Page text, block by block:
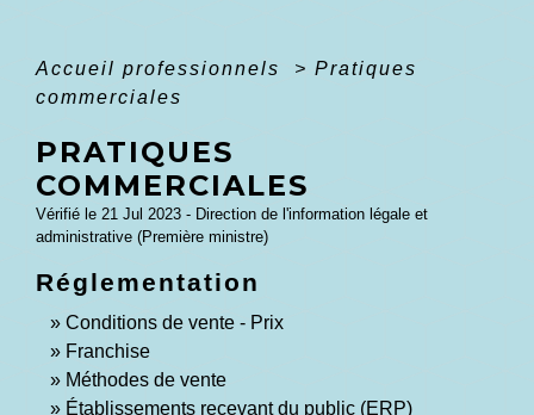
Accueil professionnels > Pratiques
commerciales
PRATIQUES
COMMERCIALES
Vérifié le 21 Jul 2023 - Direction de l'information légale et
administrative (Première ministre)
Réglementation
Conditions de vente - Prix
Franchise
Méthodes de vente
Établissements recevant du public (ERP)